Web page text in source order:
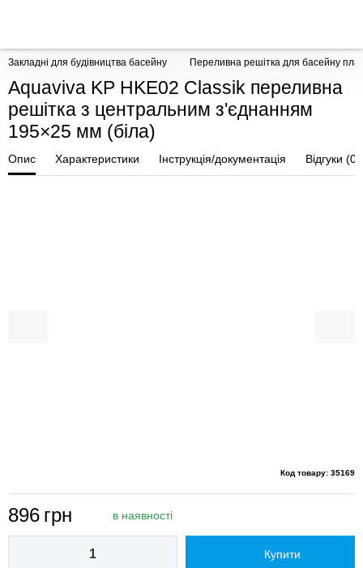
Закладні для будівництва басейну Переливна решітка для басейну
Aquaviva KP HKE02 Classik переливна
решітка з центральним з'єднанням
195×25 мм (біла)
Опис Характеристики Інструкція/документація Відгуки (0)
Код товару: 35169
896 грн в наявності
Купити